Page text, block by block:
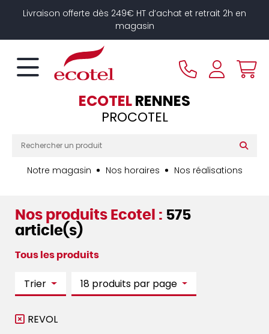
Livraison offerte dès 249€ HT d’achat et retrait 2h en
magasin
ECOTELRENNES
PROCOTEL
Notre magasin Nos horaires Nos réalisations
Nos produits Ecotel : 575
article(s)
Tous les produits
Trier 18 produits par page
REVOL
Panneau de gestion des cookies